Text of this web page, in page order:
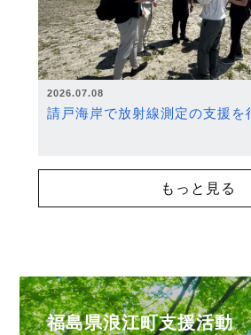
2026.07.08
請戸海岸で放射線測定の支援を
もっと見る
福島県浪江町支援活動